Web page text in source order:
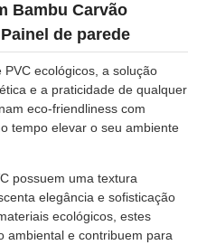
Bambu Carvão
de parede
ecológicos, a solução
e a praticidade de qualquer
eco-friendliness com
tempo elevar o seu ambiente
possuem uma textura
elegância e sofisticação
ecológicos, estes
ambiental e contribuem para